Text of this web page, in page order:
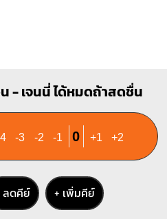
- เจนนี่ ได้หมดถ้าสดชื่น
-3 -2 -1 0 +1 +2
ลดคีย์ + เพิ่มคีย์